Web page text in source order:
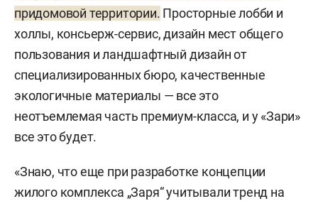
придомовой территории. Просторные лобби и
холлы, консьерж-сервис, дизайн мест общего
пользования и ландшафтный дизайн от
специализированных бюро, качественные
экологичные материалы — все это
неотъемлемая часть премиум-класса, и у «Зари»
все это будет.
«Знаю, что еще при разработке концепции
жилого комплекса „Заря“ учитывали тренд на